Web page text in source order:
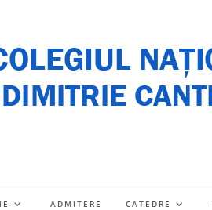
ADMITERE CATEDRE